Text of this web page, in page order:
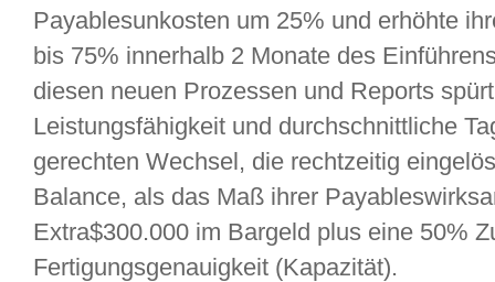
Payablesunkosten um 25% und erhöhte
bis 75% innerhalb 2 Monate des
diesen neuen Prozessen und Reports
Leistungsfähigkeit und durchschnittliche
gerechten Wechsel, die rechtzeitig
Balance, als das Maß ihrer
Extra$300.000 im Bargeld plus eine 50%
Fertigungsgenauigkeit (Kapazität).